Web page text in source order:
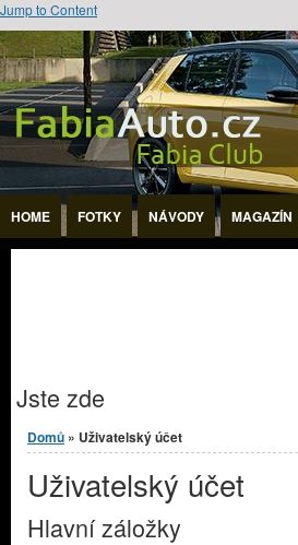
Jump to Content
HOME FOTKY NÁVODY MAGAZÍN
Jste zde
Domů » Uživatelský účet
Uživatelský účet
Hlavní záložky